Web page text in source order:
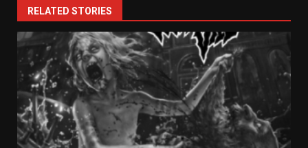
RELATED STORIES